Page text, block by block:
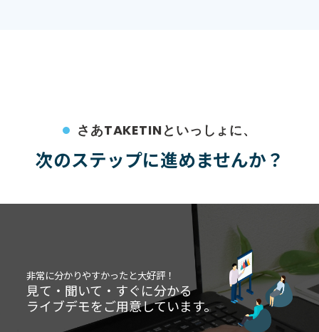
さあTAKETINといっしょに、
次のステップに進めませんか？
非常に分かりやすかったと大好評！
見て・聞いて・すぐに分かる
ライブデモをご用意しています。